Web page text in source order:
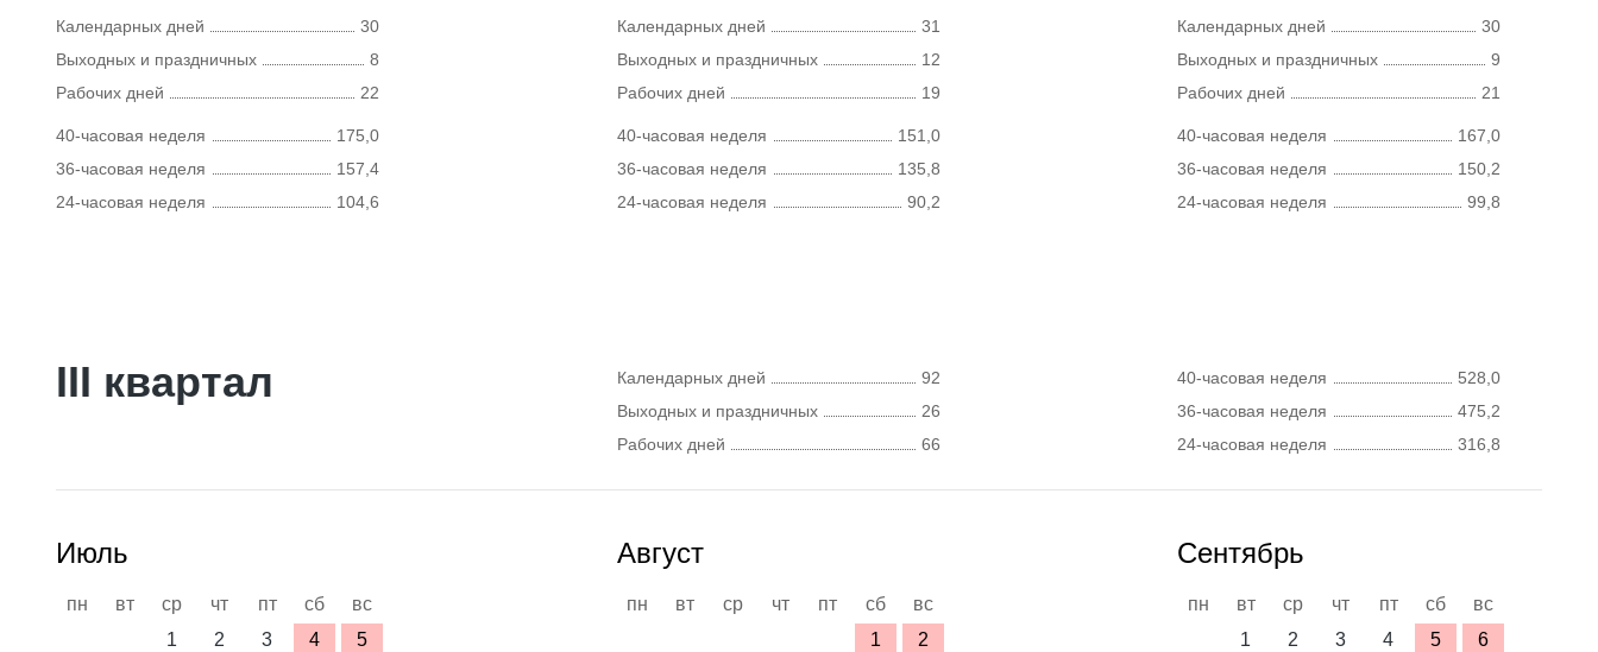
Календарных дней
30
Выходных и праздничных
8
Рабочих дней
22
40-часовая неделя
175,0
36-часовая неделя
157,4
24-часовая неделя
104,6
Календарных дней
31
Выходных и праздничных
12
Рабочих дней
19
40-часовая неделя
151,0
36-часовая неделя
135,8
24-часовая неделя
90,2
Календарных дней
30
Выходных и праздничных
9
Рабочих дней
21
40-часовая неделя
167,0
36-часовая неделя
150,2
24-часовая неделя
99,8
III квартал Календарных дней
92
Выходных и праздничных
26
Рабочих дней
66
40-часовая неделя
528,0
36-часовая неделя
475,2
24-часовая неделя
316,8
Июль
пн вт ср чт пт сб
вс
1
2 3 4
5
Август
пн вт ср чт пт сб
вс
1
2
Сентябрь
пн вт ср чт пт сб
вс
1
2 3 4 5
6